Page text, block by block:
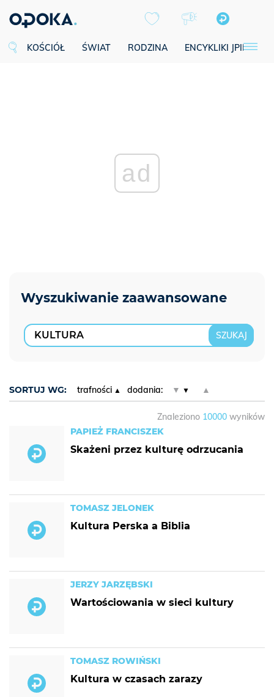
KOŚCIÓŁ ŚWIAT RODZINA ENCYKLIKI JPII
ad
SORTUJ WG: trafności dodania: ▼ ▲
Znaleziono 10000 wyników
PAPIEŻ FRANCISZEK
Skażeni przez kulturę odrzucania
TOMASZ JELONEK
Kultura Perska a Biblia
JERZY JARZĘBSKI
Wartościowania w sieci kultury
TOMASZ ROWIŃSKI
Kultura w czasach zarazy